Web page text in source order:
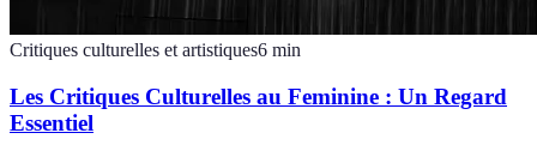
Critiques culturelles et artistiques6 min
Les Critiques Culturelles au Feminine : Un Regard
Essentiel